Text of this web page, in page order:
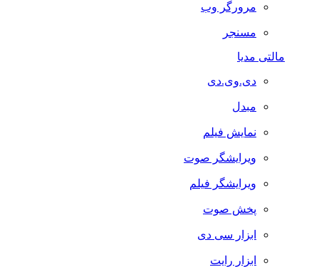
مرورگر وب
مسنجر
مالتی مدیا
دی.وی.دی
مبدل
نمایش فیلم
ویرایشگر صوت
ویرایشگر فیلم
پخش صوت
ابزار سی دی
ابزار رایت